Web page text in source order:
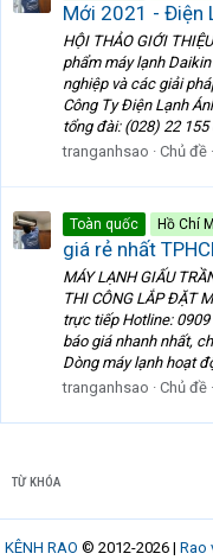
Mới 2021 - Điện
HỘI THẢO GIỚI
phẩm máy lạnh
nghiệp và các giải
Công Ty Điện Lạnh
tổng đài: (028) 22 155
tranganhsao
Chủ đề
Toàn quốc Hồ Chí
giá rẻ nhất
MÁY LẠNH GIẤU
THI CÔNG LẮP ĐẶT
trực tiếp Hotline:
báo giá nhanh nhất,
Dòng máy lạnh hoạt
tranganhsao
Chủ đề
TỪ KHÓA
KÊNH RAO © 2012-2026 | Rao